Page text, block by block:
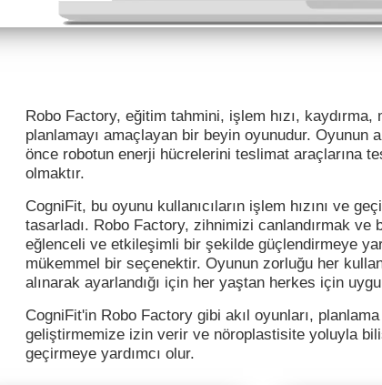
Robo Factory, eğitim tahmini, işlem hızı, kaydırma,
planlamayı amaçlayan bir beyin oyunudur. Oyunun
önce robotun enerji hücrelerini teslimat araçlarına
olmaktır.
CogniFit, bu oyunu kullanıcıların işlem hızını ve
tasarladı. Robo Factory, zihnimizi canlandırmak ve
eğlenceli ve etkileşimli bir şekilde güçlendirmeye
mükemmel bir seçenektir. Oyunun zorluğu her
alınarak ayarlandığı için her yaştan herkes için
CogniFit'in Robo Factory gibi akıl oyunları,
geliştirmemize izin verir ve nöroplastisite yoluyla
geçirmeye yardımcı olur.